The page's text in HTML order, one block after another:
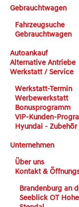
Gebrauchtwagen
Fahrzeugsuche
Gebrauchtwagen
Autoankauf
Alternative Antriebe
Werkstatt / Service
Werkstatt-Termin
Werbewerkstatt
Bonusprogramm
VIP-Kunden-
Hyundai - Zubehör
Unternehmen
Über uns
Kontakt &
Brandenburg an
Seeblick OT